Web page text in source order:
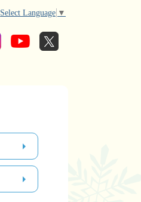
Select Language ▼